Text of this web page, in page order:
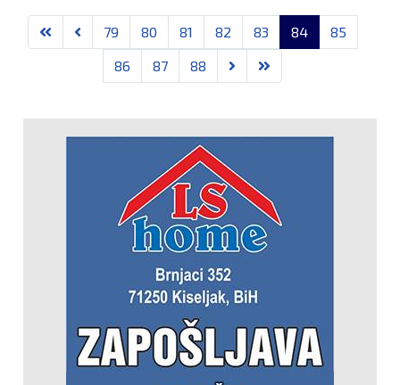
79 80 81 82 83 84
85
86
87 88